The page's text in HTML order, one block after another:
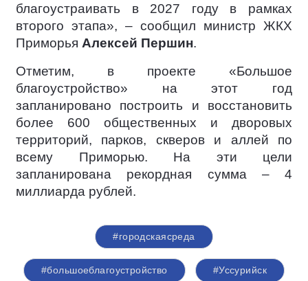
благоустраивать в 2027 году в рамках
второго этапа», – сообщил министр ЖКХ
Приморья Алексей Першин.
Отметим, в проекте «Большое
благоустройство» на этот год
запланировано построить и восстановить
более 600 общественных и дворовых
территорий, парков, скверов и аллей по
всему Приморью. На эти цели
запланирована рекордная сумма – 4
миллиарда рублей.
#городскаясреда
#большоеблагоустройство #Уссурийск